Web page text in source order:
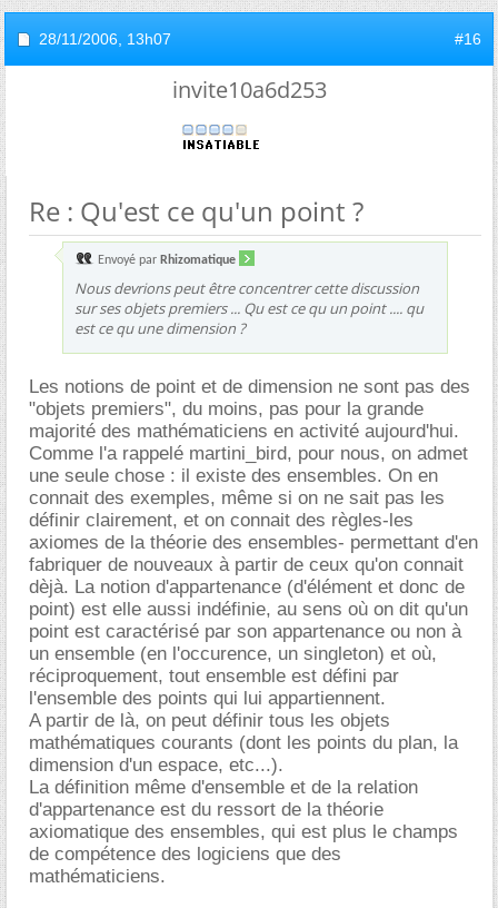
28/11/2006, 13h07 #16
invite10a6d253
Re : Qu'est ce qu'un point ?
Envoyé par Rhizomatique
Nous devrions peut être concentrer cette discussion
sur ses objets premiers ... Qu est ce qu un point .... qu
est ce qu une dimension ?
Les notions de point et de dimension ne sont pas des
"objets premiers", du moins, pas pour la grande
majorité des mathématiciens en activité aujourd'hui.
Comme l'a rappelé martini_bird, pour nous, on admet
une seule chose : il existe des ensembles. On en
connait des exemples, même si on ne sait pas les
définir clairement, et on connait des règles-les
axiomes de la théorie des ensembles- permettant d'en
fabriquer de nouveaux à partir de ceux qu'on connait
dèjà. La notion d'appartenance (d'élément et donc de
point) est elle aussi indéfinie, au sens où on dit qu'un
point est caractérisé par son appartenance ou non à
un ensemble (en l'occurence, un singleton) et où,
réciproquement, tout ensemble est défini par
l'ensemble des points qui lui appartiennent.
A partir de là, on peut définir tous les objets
mathématiques courants (dont les points du plan, la
dimension d'un espace, etc...).
La définition même d'ensemble et de la relation
d'appartenance est du ressort de la théorie
axiomatique des ensembles, qui est plus le champs
de compétence des logiciens que des
mathématiciens.